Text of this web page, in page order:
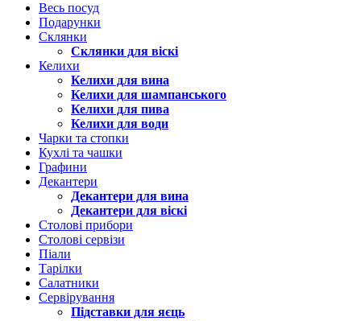
Весь посуд
Подарунки
Склянки
Склянки для віскі
Келихи
Келихи для вина
Келихи для шампанського
Келихи для пива
Келихи для води
Чарки та стопки
Кухлі та чашки
Графини
Декантери
Декантери для вина
Декантери для віскі
Столові прибори
Столові сервізи
Піали
Тарілки
Салатники
Сервірування
Підставки для яєць